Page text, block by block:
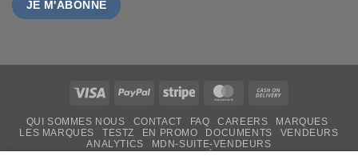
Visa PayPal Stripe MasterCard
Delivery
QUI SOMMES NOUS CONTACT FAQ CAREERS
MARQUES
LES MARQUES
TESTZ EN PROMO DOCUMENTS
VENDEURS
ANALYTICS
MDN-SUITE-VENDEURS
IMPRESSION PERSONNALISÉE
MON-TSHIRT